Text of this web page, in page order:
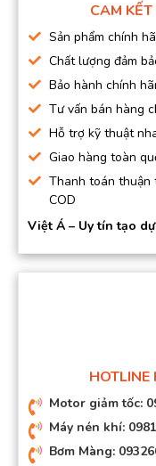
CAM
Sản phẩm chính
Chất lượng đảm
Bảo hành chính
Tư vấn bán hàng
Hỗ trợ kỹ thuật
Giao hàng toàn
Thanh toán thuận
COD
Việt Á – Uy tín tạo
Motor giảm tốc:
Máy nén khí:
Bơm Màng: